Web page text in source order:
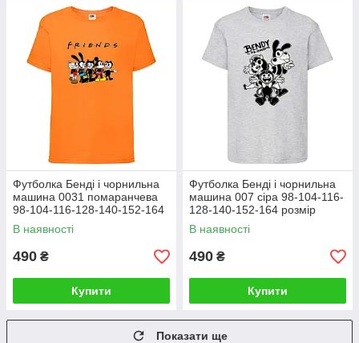
Футболка Бенді і чорнильна
машина 0031 помаранчева
98-104-116-128-140-152-164
розмір
В наявності
490 ₴
Купити
Футболка Бенді і чорнильна
машина 007 сіра 98-104-116-
128-140-152-164 розмір
В наявності
490 ₴
Купити
Показати ще